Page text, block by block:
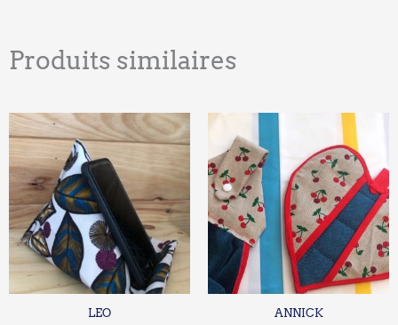
Produits similaires
LEO
Ce
produit
plusieurs
variations.
Les
options
peuvent
choisies
ANNICK
Les